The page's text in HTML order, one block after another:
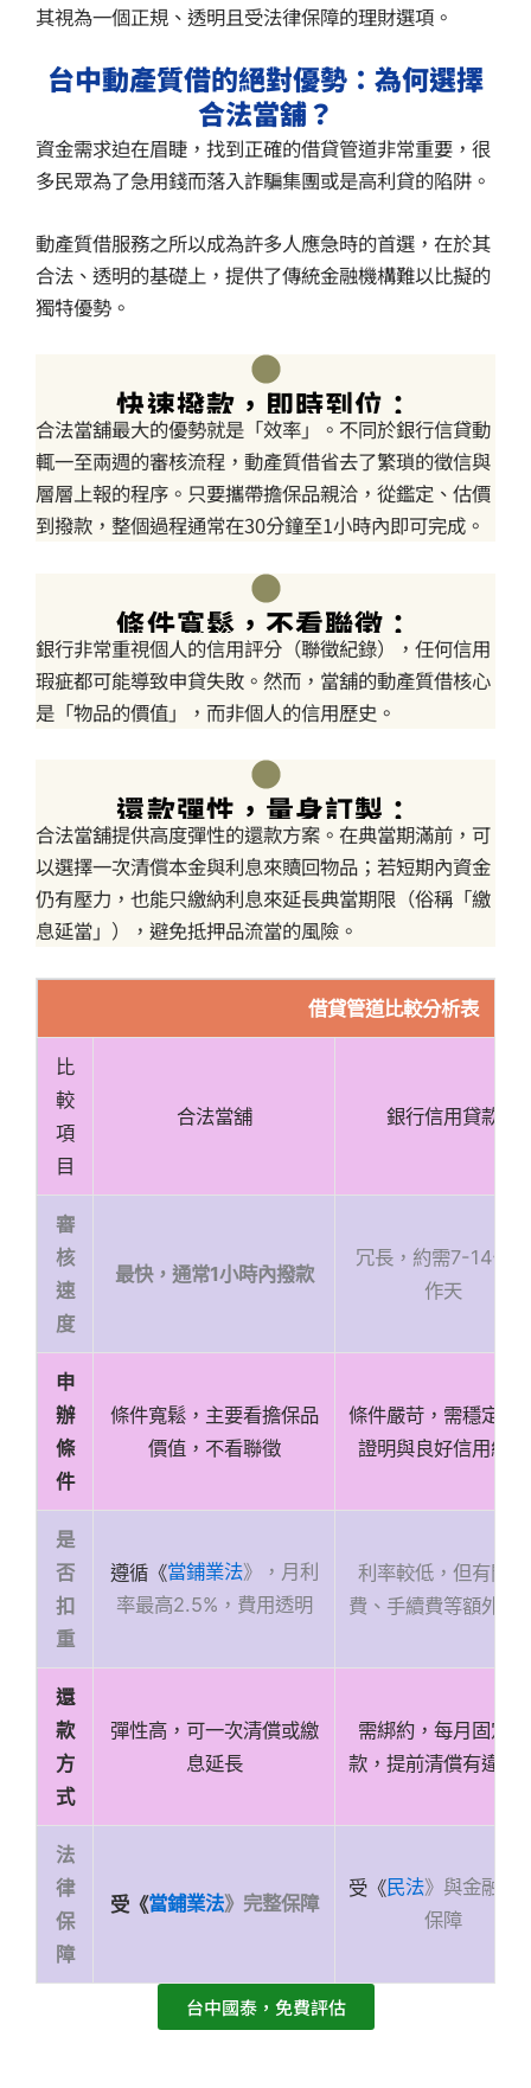
其視為一個正規、透明且受法律保障的理財選項。
台中動產質借的絕對優勢：為何選擇
合法當舖？
資金需求迫在眉睫，找到正確的借貸管道非常重要，很
多民眾為了急用錢而落入詐騙集團或是高利貸的陷阱。
動產質借服務之所以成為許多人應急時的首選，在於其
合法、透明的基礎上，提供了傳統金融機構難以比擬的
獨特優勢。
快速撥款，即時到位：
合法當舖最大的優勢就是「效率」。不同於銀行信貸動
輒一至兩週的審核流程，動產質借省去了繁瑣的徵信與
層層上報的程序。只要攜帶擔保品親洽，從鑑定、估價
到撥款，整個過程通常在30分鐘至1小時內即可完成。
條件寬鬆，不看聯徵：
銀行非常重視個人的信用評分（聯徵紀錄），任何信用
瑕疵都可能導致申貸失敗。然而，當舖的動產質借核心
是「物品的價值」，而非個人的信用歷史。
還款彈性，量身訂製：
合法當舖提供高度彈性的還款方案。在典當期滿前，可
以選擇一次清償本金與利息來贖回物品；若短期內資金
仍有壓力，也能只繳納利息來延長典當期限（俗稱「繳
息延當」），避免抵押品流當的風險。
借貸管道比較分析表
比
較
項
目
合法當舖 銀行信用貸款
審
核
速
度
最快，通常1小時內撥款
冗長，約需7-14個工
作天
申
辦
條
件
條件寬鬆，主要看擔保品
價值，不看聯徵
條件嚴苛，需穩定收
證明與良好信用紀錄
是
否
扣
重
遵循《當鋪業法》，月利
率最高2.5%，費用透明
利率較低，但有開辦
費、手續費等額外成
還
款
方
式
彈性高，可一次清償或繳
息延長
需綁約，每月固定還
款，提前清償有違約
法
律
保
障
受《當鋪業法》完整保障
受《民法》與金融法
保障
台中國泰，免費評估